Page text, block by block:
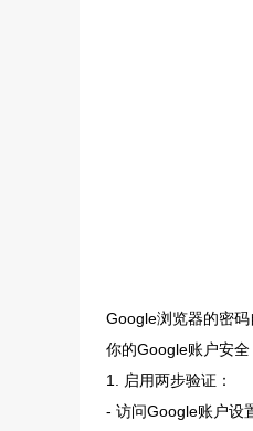
Google浏览器的密
你的Google账户安全
1. 启用两步验证：
- 访问Google账户设